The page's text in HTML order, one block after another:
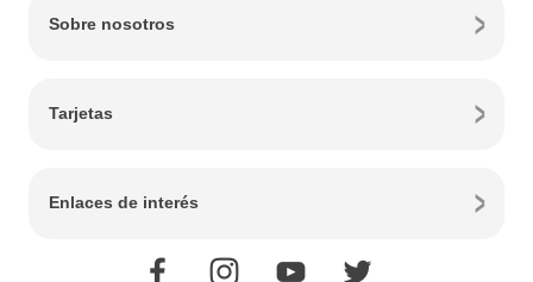
Sobre nosotros
Tarjetas
Enlaces de interés